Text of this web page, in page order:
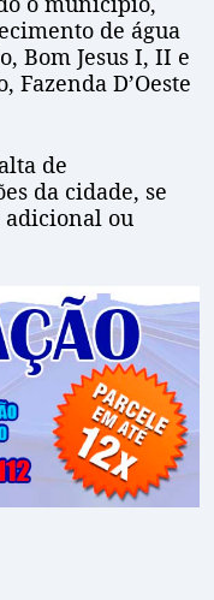
de água
Bom Jesus I, II e
D’Oeste
de
da cidade, se
adicional ou